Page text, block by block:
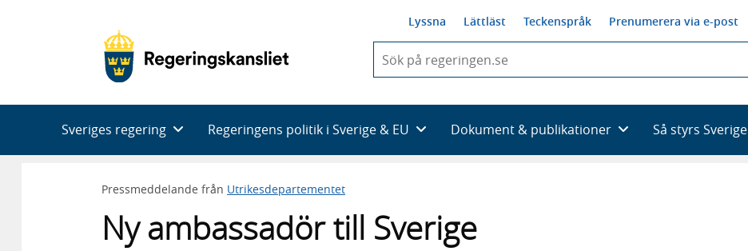
Lyssna Lättläst Teckenspråk Prenumerera via e-post
du
skriva
framträder
en
Sveriges regering Regeringens politik i Sverige & EU Dokument & publikationer Så styrs Sverige
Pressmeddelande från Utrikesdepartementet
Ny ambassadör till Sverige